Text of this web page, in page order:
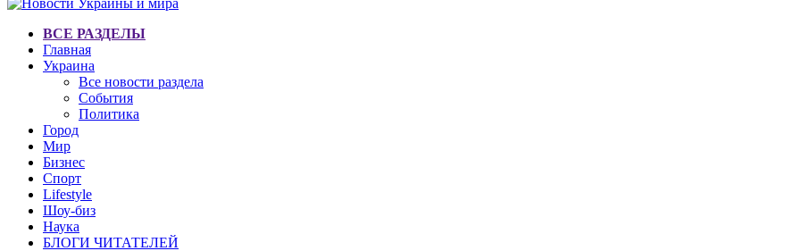
ВСЕ РАЗДЕЛЫ
Главная
Украина
Все новости раздела
События
Политика
Город
Мир
Бизнес
Спорт
Lifestyle
Шоу-биз
Наука
БЛОГИ ЧИТАТЕЛЕЙ